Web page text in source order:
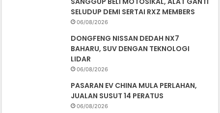
SELUDUP DEMI SERTAI RXZ MEMBERS
06/08/2026
DONGFENG NISSAN DEDAH NX7
BAHARU, SUV DENGAN TEKNOLOGI
LIDAR
06/08/2026
PASARAN EV CHINA MULA PERLAHAN,
JUALAN SUSUT 14 PERATUS
06/08/2026